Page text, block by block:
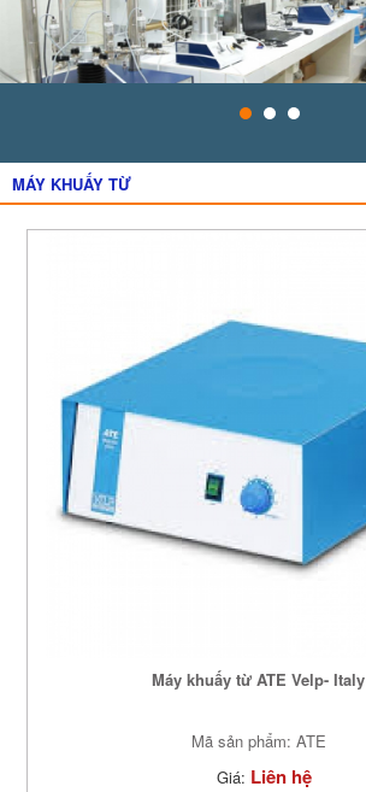
MÁY KHUẤY TỪ
Máy khuấy từ ATE Velp- Italy
Mã sản phẩm: ATE
Giá: Liên hệ